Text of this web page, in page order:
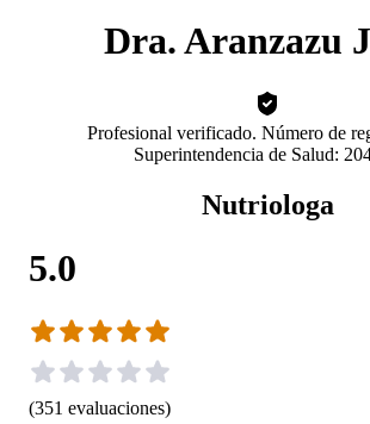
Dra. Aranzazu
Profesional verificado. Número de
Superintendencia de Salud:
Nutriologa
5.0
(351 evaluaciones)